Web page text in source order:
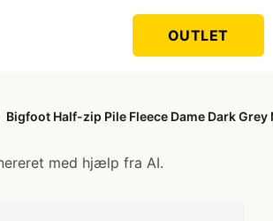
OUTLET
Bigfoot Half-zip Pile Fleece Dame Dark Grey
med hjælp fra AI.